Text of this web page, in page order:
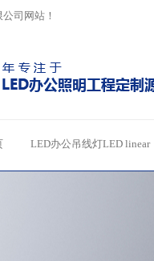
司网站！
LED办公吊线灯LED linear